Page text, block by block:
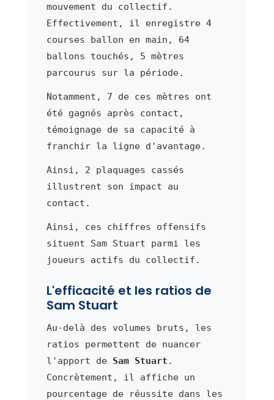
mouvement du collectif.
Effectivement, il enregistre 4
courses ballon en main, 64
ballons touchés, 5 mètres
parcourus sur la période.
Notamment, 7 de ces mètres ont
été gagnés après contact,
témoignage de sa capacité à
franchir la ligne d'avantage.
Ainsi, 2 plaquages cassés
illustrent son impact au
contact.
Ainsi, ces chiffres offensifs
situent Sam Stuart parmi les
joueurs actifs du collectif.
L'efficacité et les ratios de
Sam Stuart
Au-delà des volumes bruts, les
ratios permettent de nuancer
l'apport de Sam Stuart .
Concrètement, il affiche un
pourcentage de réussite dans les